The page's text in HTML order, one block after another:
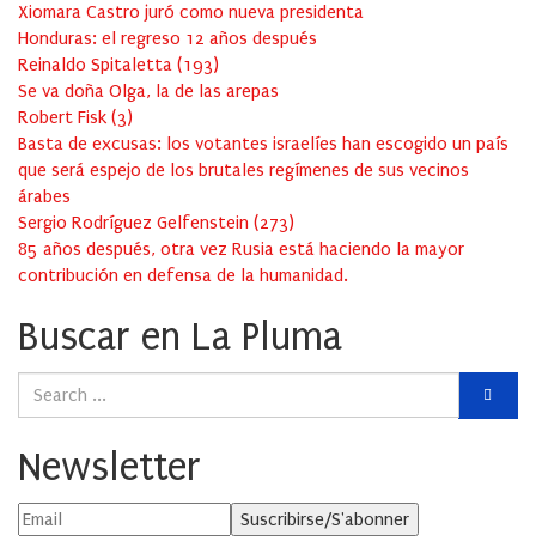
Xiomara Castro juró como nueva presidenta
Honduras: el regreso 12 años después
Reinaldo Spitaletta (193)
Se va doña Olga, la de las arepas
Robert Fisk (3)
Basta de excusas: los votantes israelíes han escogido un país
que será espejo de los brutales regímenes de sus vecinos
árabes
Sergio Rodríguez Gelfenstein (273)
85 años después, otra vez Rusia está haciendo la mayor
contribución en defensa de la humanidad.
Buscar en La Pluma
Newsletter